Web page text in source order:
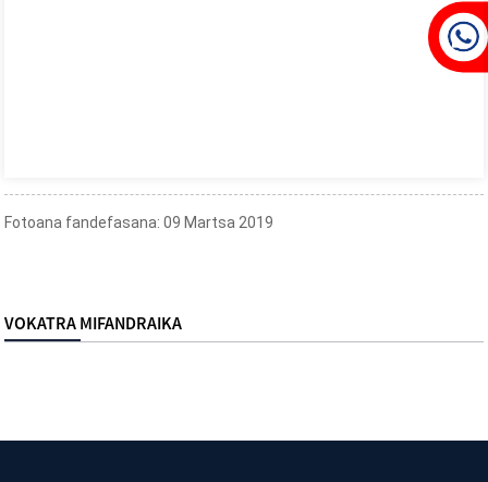
Fotoana fandefasana: 09 Martsa 2019
VOKATRA MIFANDRAIKA